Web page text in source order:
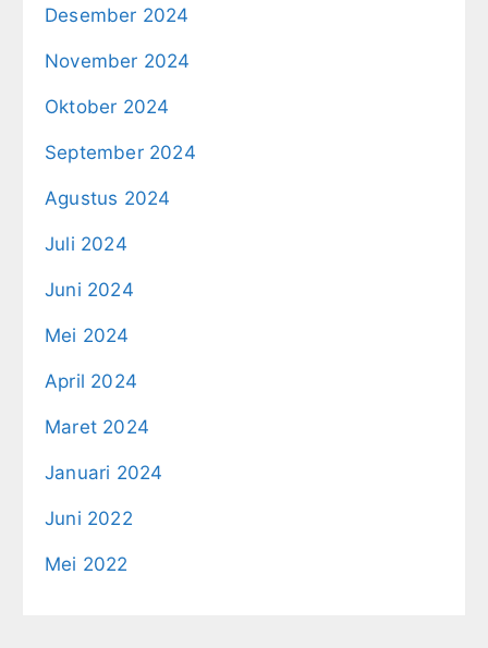
Desember 2024
November 2024
Oktober 2024
September 2024
Agustus 2024
Juli 2024
Juni 2024
Mei 2024
April 2024
Maret 2024
Januari 2024
Juni 2022
Mei 2022